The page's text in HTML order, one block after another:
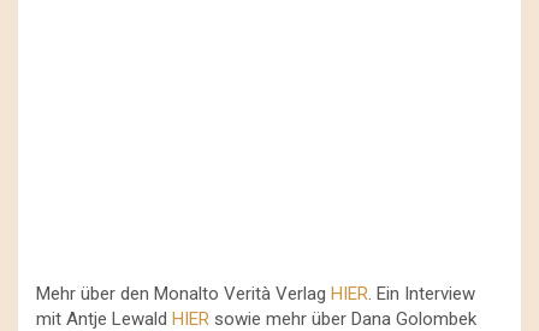
Mehr über den Monalto Verità Verlag HIER. Ein Interview
mit Antje Lewald HIER sowie mehr über Dana Golombek